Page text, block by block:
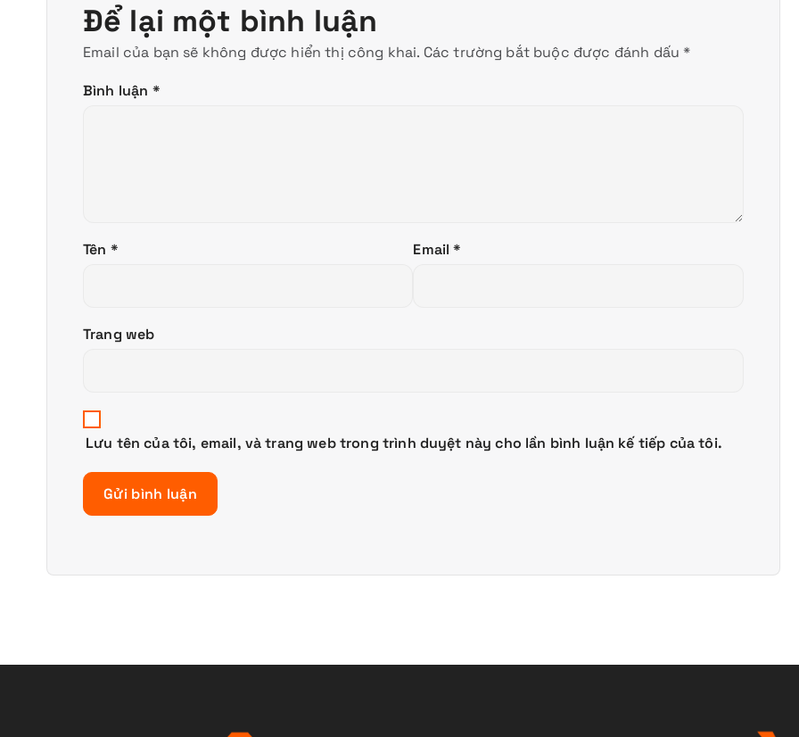
Để lại một bình luận
Email của bạn sẽ không được hiển thị công khai. Các trường bắt buộc được đánh dấu*
Bình luận *
Tên * Email*
Trang web
Lưu tên của tôi, email, và trang web trong trình duyệt này cho lần bình luận kế tiếp của tôi.